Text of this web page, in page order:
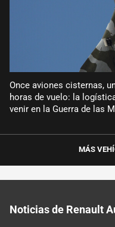
Once aviones cisternas,
horas de vuelo: la
venir en la Guerra de las
MÁS
Noticias de Renault